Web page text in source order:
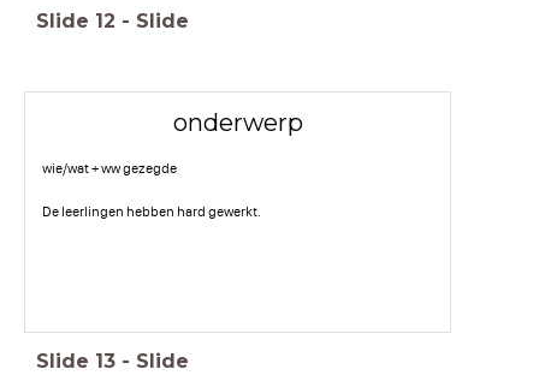
Slide 12 - Slide
onderwerp
wie/wat + ww gezegde
De leerlingen hebben hard gewerkt.
Slide 13 - Slide